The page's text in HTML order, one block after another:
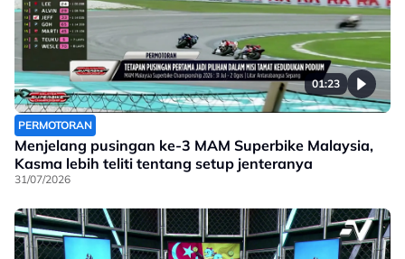
01:23
PERMOTORAN
Menjelang pusingan ke-3 MAM Superbike Malaysia,
Kasma lebih teliti tentang setup jenteranya
31/07/2026